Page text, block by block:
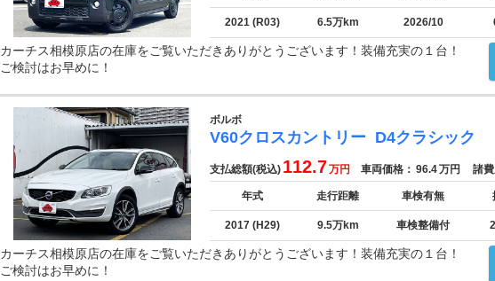
2021 (R03) 6.5万km 2026/10
カーチス相模原店の在庫をご覧いただきありがとうございます！装備充実の１台！
ご検討はお早めに！
ボルボ
V60クロスカントリー D4クラシック
支払総額(税込) 112.7万円 車両価格： 96.4万円 諸費
年式 走行距離 車検有無
2017 (H29) 9.5万km 車検整備付
カーチス相模原店の在庫をご覧いただきありがとうございます！装備充実の１台！
ご検討はお早めに！